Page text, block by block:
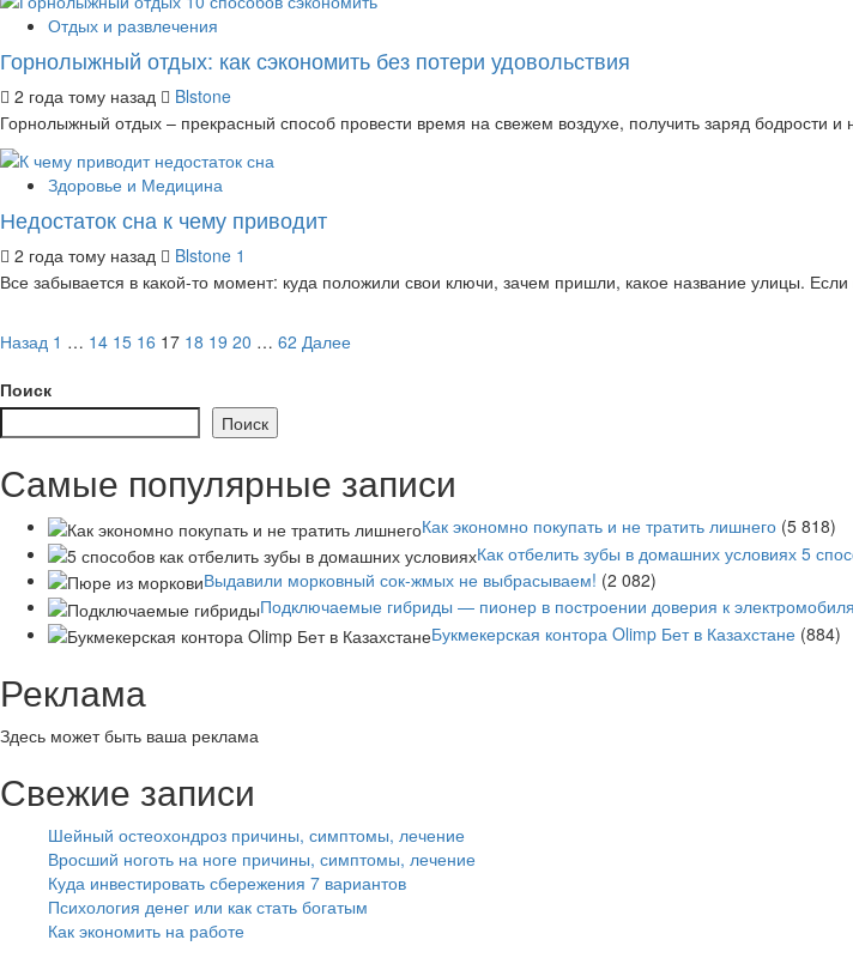
Отдых и развлечения
Горнолыжный отдых: как сэкономить без потери удовольствия
2 года тому назад
Blstone
Горнолыжный отдых – прекрасный способ провести время на свежем воздухе, получить заряд бодрости
Здоровье и Медицина
Недостаток сна к чему приводит
2 года тому назад Blstone 1
Все забывается в какой-то момент: куда положили свои ключи, зачем пришли, какое название улицы.
Пагинация
записей
Назад 1 … 14 15 16 17 18 19 20 … 62 Далее
Поиск
Поиск
Самые популярные записи
Как экономно покупать и не тратить лишнего (5 818)
Как отбелить зубы в домашних условиях 5
Выдавили морковный сок-жмых не выбрасываем! (2 082)
Подключаемые гибриды — пионер в построении доверия к
Букмекерская контора Olimp Бет в Казахстане (884)
Реклама
Здесь может быть ваша реклама
Свежие записи
Шейный остеохондроз причины, симптомы, лечение
Вросший ноготь на ноге причины, симптомы, лечение
Куда инвестировать сбережения 7 вариантов
Психология денег или как стать богатым
Как экономить на работе